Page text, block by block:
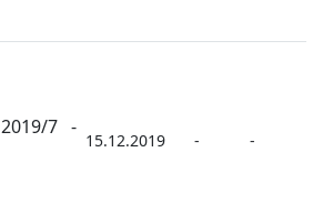
2019/7 -
15.12.2019 - -